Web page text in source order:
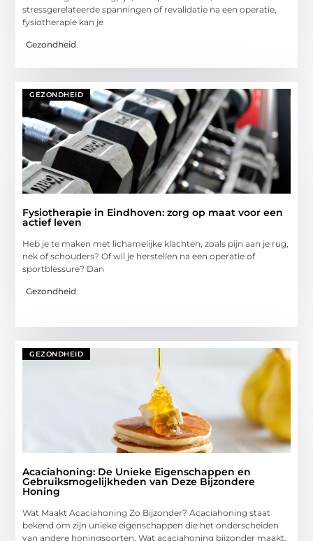
stressgerelateerde spanningen of revalidatie na een operatie,
fysiotherapie kan je
Gezondheid
GEZONDHEID
Fysiotherapie in Eindhoven: zorg op maat voor een
actief leven
Heb je te maken met lichamelijke klachten, zoals pijn aan je rug,
nek of schouders? Of wil je herstellen na een operatie of
sportblessure? Dan
Gezondheid
GEZONDHEID
Acaciahoning: De Unieke Eigenschappen en
Gebruiksmogelijkheden van Deze Bijzondere
Honing
Wat Maakt Acaciahoning Zo Bijzonder? Acaciahoning staat
bekend om zijn unieke eigenschappen die het onderscheiden
van andere honingsoorten. Wat acaciahoning bijzonder maakt,